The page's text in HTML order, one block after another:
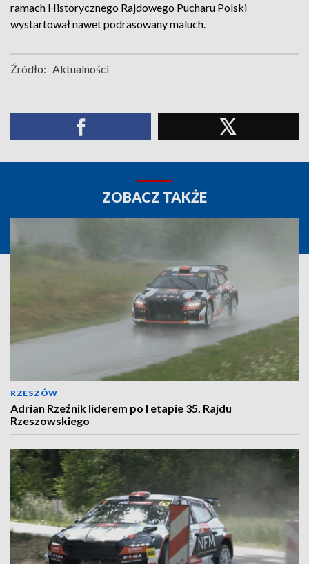
ramach Historycznego Rajdowego Pucharu Polski
wystartował nawet podrasowany maluch.
Źródło: Aktualności
ZOBACZ TAKŻE
RZESZÓW
Adrian Rzeźnik liderem po I etapie 35. Rajdu
Rzeszowskiego